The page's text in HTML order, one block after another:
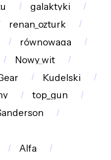
galaktyki
renan_ozturk
równowaga
Nowy_wit
Kudelski
top_gun
Alfa